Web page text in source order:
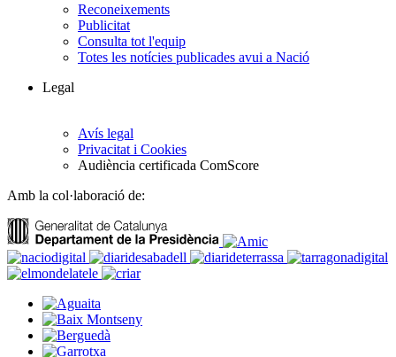
Reconeixements
Publicitat
Consulta tot l'equip
Totes les notícies publicades avui a Nació
Legal
Avís legal
Privacitat i Cookies
Audiència certificada ComScore
Amb la col·laboració de: